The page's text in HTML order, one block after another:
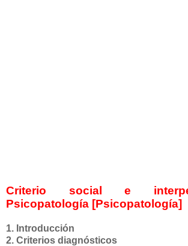
Criterio social e
Psicopatología [Psicopatología]
1. Introducción
2. Criterios diagnósticos